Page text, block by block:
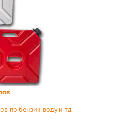
по бензин воду и тд